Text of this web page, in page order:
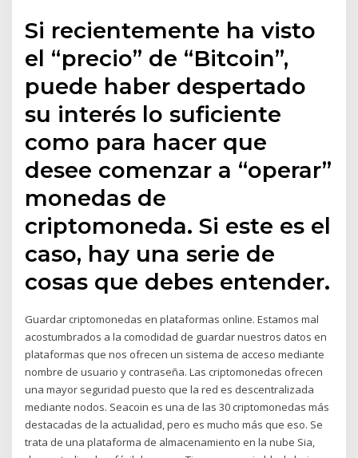
Si recientemente ha visto
el “precio” de “Bitcoin”,
puede haber despertado
su interés lo suficiente
como para hacer que
desee comenzar a “operar”
monedas de
criptomoneda. Si este es el
caso, hay una serie de
cosas que debes entender.
Guardar criptomonedas en plataformas online. Estamos mal
acostumbrados a la comodidad de guardar nuestros datos en
plataformas que nos ofrecen un sistema de acceso mediante
nombre de usuario y contraseña. Las criptomonedas ofrecen
una mayor seguridad puesto que la red es descentralizada
mediante nodos. Seacoin es una de las 30 criptomonedas más
destacadas de la actualidad, pero es mucho más que eso. Se
trata de una plataforma de almacenamiento en la nube Sia,